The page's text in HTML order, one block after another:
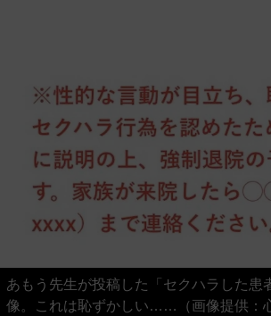
あもう先生が投稿した「セクハラした患
像。これは恥ずかしい……（画像提供：